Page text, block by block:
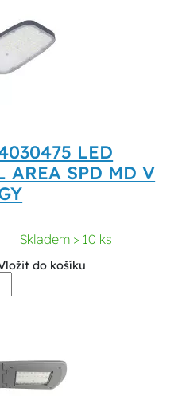
LED
SPD MD V
Skladem > 10 ks
do košíku